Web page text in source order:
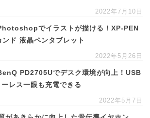
2022年7月10日
でイラストが描ける！XP-PEN
ド 液晶ペンタブレット
2022年5月26日
PD2705Uでデスク環境が向上！USB
レス一眼も充電できる
2022年5月7日